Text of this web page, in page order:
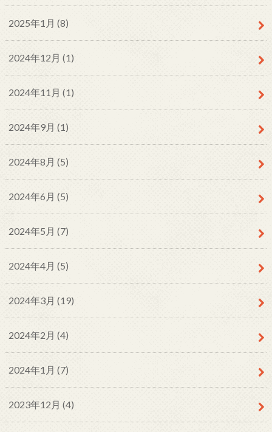
2025年1月 (8)
2024年12月 (1)
2024年11月 (1)
2024年9月 (1)
2024年8月 (5)
2024年6月 (5)
2024年5月 (7)
2024年4月 (5)
2024年3月 (19)
2024年2月 (4)
2024年1月 (7)
2023年12月 (4)